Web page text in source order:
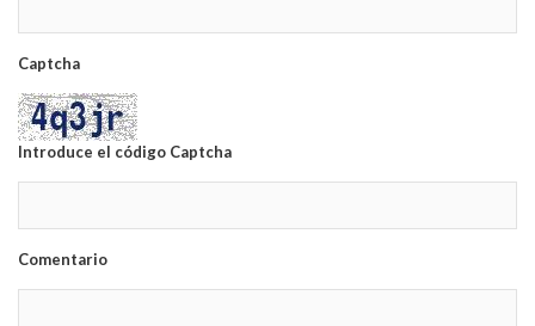
Captcha
Introduce el código Captcha
Comentario